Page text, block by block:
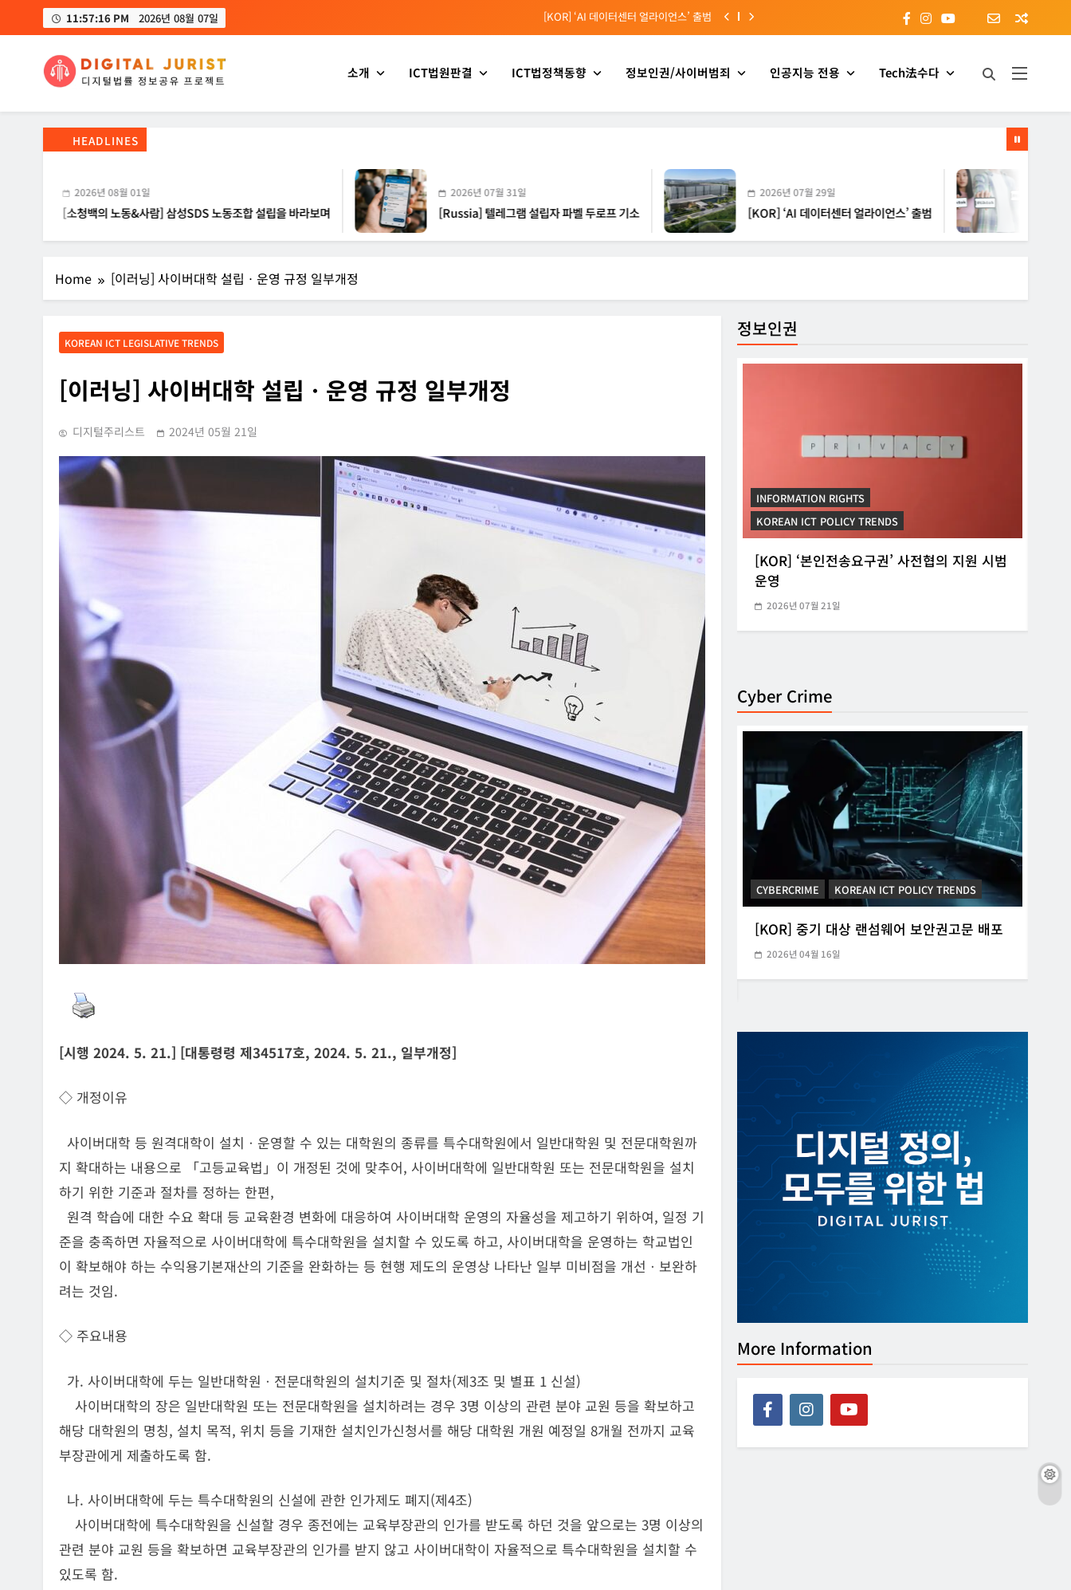
11:57:17 PM 2026년 08월 07일 [KOR] ‘AI 데이터센터 얼라이언스’ 출범
[소청백의 노동&사람] 삼성SDS 노동조합 설립을 바라보며
[Russia] 텔레그램 설립자 파벨 두로프 기소
[EU] 틱톡의 아동 보호 미흡 관련 예비 조사결과 발표
디지털주리스트
소개 ICT법원판결 ICT법정책동향 정보인권/사이버범죄 인공지능 전용 Tech法수다
HEADLINES
2026년 08월 01일
[소청백의 노동&사람] 삼성SDS 노동조합 설립을 바라보며
2026년 07월 31일
[Russia] 텔레그램 설립자 파벨 두로프 기소
2026년 07월 29일
[KOR] ‘AI 데이터센터 얼라이언스’ 출범
2026년 07월 29일
[EU] 틱톡의 아동
Home [이러닝] 사이버대학 설립ㆍ운영 규정 일부개정
KOREAN ICT LEGISLATIVE TRENDS
[이러닝] 사이버대학 설립ㆍ운영 규정 일부개정
디지털주리스트 2024년 05월 21일
[시행 2024. 5. 21.] [대통령령 제34517호, 2024. 5. 21., 일부개정]
◇ 개정이유
사이버대학 등 원격대학이 설치ㆍ운영할 수 있는 대학원의 종류를 특수대학원에서 일반대학원 및 전문대학원까
지 확대하는 내용으로 「고등교육법」이 개정된 것에 맞추어, 사이버대학에 일반대학원 또는 전문대학원을 설치
하기 위한 기준과 절차를 정하는 한편,
원격 학습에 대한 수요 확대 등 교육환경 변화에 대응하여 사이버대학 운영의 자율성을 제고하기 위하여, 일정 기
준을 충족하면 자율적으로 사이버대학에 특수대학원을 설치할 수 있도록 하고, 사이버대학을 운영하는 학교법인
이 확보해야 하는 수익용기본재산의 기준을 완화하는 등 현행 제도의 운영상 나타난 일부 미비점을 개선ㆍ보완하
려는 것임.
◇ 주요내용
가. 사이버대학에 두는 일반대학원ㆍ전문대학원의 설치기준 및 절차(제3조 및 별표 1 신설)
사이버대학의 장은 일반대학원 또는 전문대학원을 설치하려는 경우 3명 이상의 관련 분야 교원 등을 확보하고
해당 대학원의 명칭, 설치 목적, 위치 등을 기재한 설치인가신청서를 해당 대학원 개원 예정일 8개월 전까지 교육
부장관에게 제출하도록 함.
나. 사이버대학에 두는 특수대학원의 신설에 관한 인가제도 폐지(제4조)
사이버대학에 특수대학원을 신설할 경우 종전에는 교육부장관의 인가를 받도록 하던 것을 앞으로는 3명 이상의
관련 분야 교원 등을 확보하면 교육부장관의 인가를 받지 않고 사이버대학이 자율적으로 특수대학원을 설치할 수
있도록 함.
정보인권
이지에 특정 정당과
의 글을 게시하거나
게시한 사건
OVERSEAS LEGAL POLICY TRENDS
INFORMATION RIGHTS
OVERSEAS LEGAL POLICY TRENDS
[EU] 틱톡의 아동 보호 미흡 관련 예비 조사
결과 발표
2026년 07월 29일
INFORMATION RIGHTS
KOREAN ICT POLICY TRENDS
[KOR] ‘본인전송요구권’ 사전협의 지원 시범
운영
2026년 07월 21일
Cyber Crime
AI POLICY CYBERCRIME
[KOR] AI 기반 ‘성착취물 탐지 프로그램’ 개
발·배포
CYBERCRIME
POLICE INVESTIGATION ANNOUNCEMENT
[KOR] 3대 참사 허위정보 퍼뜨린 피의자 구
CYBERCRIME KOREAN ICT POLICY TRENDS
[KOR] 중기 대상 랜섬웨어 보안권고문 배포
2026년 04월 16일
More Information